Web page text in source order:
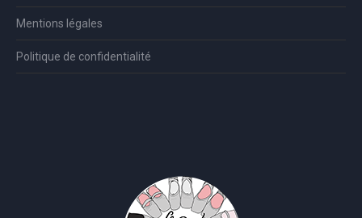
Mentions légales
Politique de confidentialité